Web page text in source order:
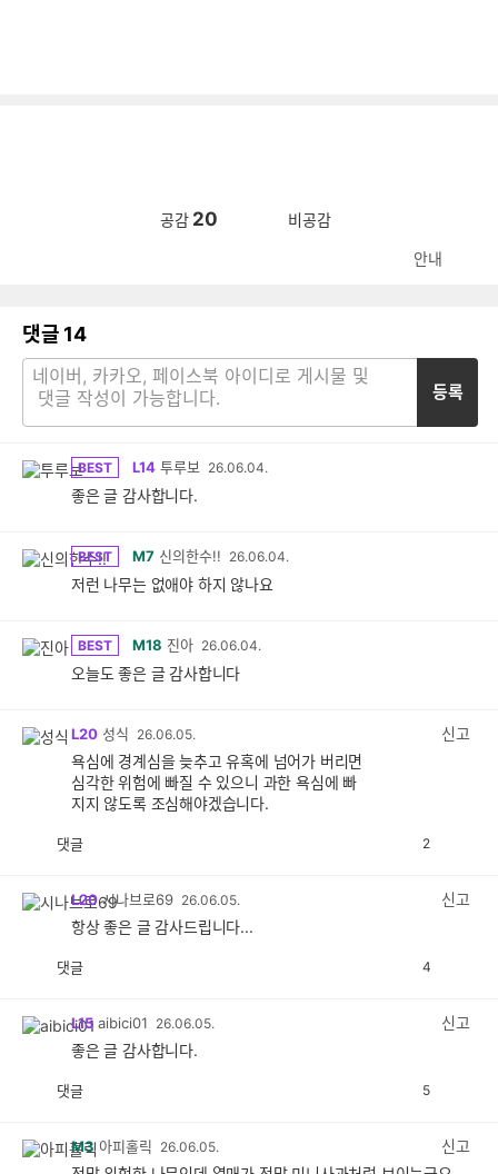
공감 20 비공감
안내
댓글 14
등록
BEST L14 투루보 26.06.04.
좋은 글 감사합니다.
BEST M7 신의한수!! 26.06.04.
저런 나무는 없애야 하지 않나요
BEST M18 진아 26.06.04.
오늘도 좋은 글 감사합니다
L20 성식 26.06.05.
신고
욕심에 경계심을 늦추고 유혹에 넘어가 버리면
심각한 위험에 빠질 수 있으니 과한 욕심에 빠
지지 않도록 조심해야겠습니다.
댓글 2
L20 시나브로69 26.06.05.
신고
항상 좋은 글 감사드립니다...
댓글 4
L15 aibici01 26.06.05.
신고
좋은 글 감사합니다.
댓글 5
M3 아피홀릭 26.06.05.
신고